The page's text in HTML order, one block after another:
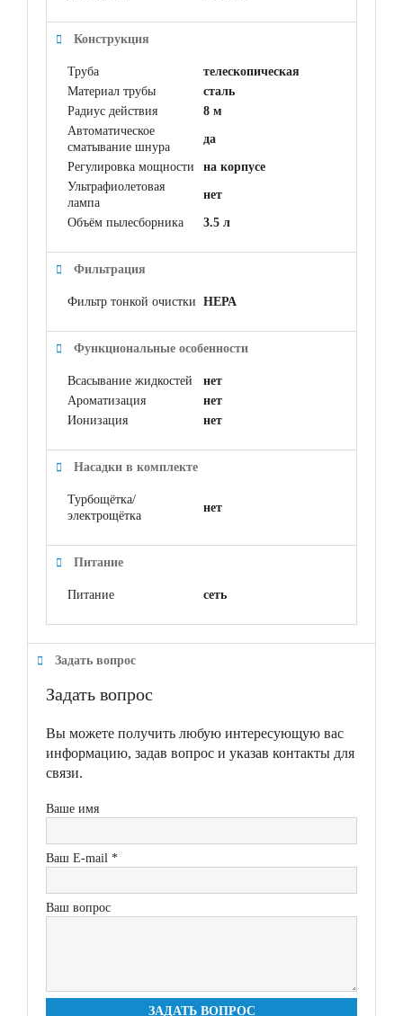
Конструкция
Труба
телескопическая
Материал трубы
сталь
Радиус действия
8 м
Автоматическое
сматывание шнура
да
Регулировка мощности
на корпусе
Ультрафиолетовая
лампа
нет
Объём пылесборника 3.5 л
Фильтрация
Фильтр тонкой очистки НЕРА
Функциональные особенности
Всасывание жидкостей
нет
Ароматизация
нет
Ионизация
нет
Насадки в комплекте
Турбощётка/
электрощётка
нет
Питание
Питание сеть
Задать вопрос
Задать вопрос
Вы можете получить любую интересующую вас
информацию, задав вопрос и указав контакты для
связи.
Ваше имя
Ваш E-mail *
Ваш вопрос
ЗАДАТЬ ВОПРОС